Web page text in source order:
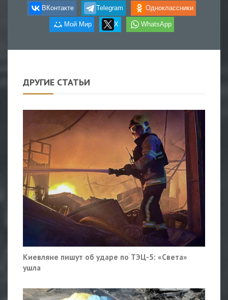
ВКонтакте Telegram Одноклассники
Мой Мир X WhatsApp
ДРУГИЕ СТАТЬИ
Киевляне пишут об ударе по ТЭЦ-5: «Света»
ушла